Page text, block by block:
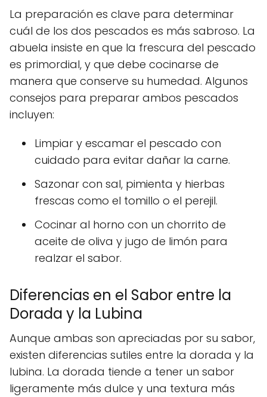
La preparación es clave para determinar
cuál de los dos pescados es más sabroso. La
abuela insiste en que la frescura del pescado
es primordial, y que debe cocinarse de
manera que conserve su humedad. Algunos
consejos para preparar ambos pescados
incluyen:
Limpiar y escamar el pescado con
cuidado para evitar dañar la carne.
Sazonar con sal, pimienta y hierbas
frescas como el tomillo o el perejil.
Cocinar al horno con un chorrito de
aceite de oliva y jugo de limón para
realzar el sabor.
Diferencias en el Sabor entre la
Dorada y la Lubina
Aunque ambas son apreciadas por su sabor,
existen diferencias sutiles entre la dorada y la
lubina. La dorada tiende a tener un sabor
ligeramente más dulce y una textura más